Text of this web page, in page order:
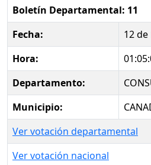
Boletín Departamental: 11
Fecha:
12
Hora:
Departamento:
Municipio:
Ver votación departamental
Ver votación nacional